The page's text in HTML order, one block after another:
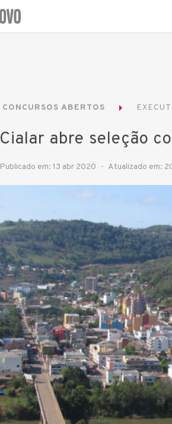
CONCURSOS ABERTOS
Cialar abre seleção
Publicado em: 13 abr 2020 Atualizado em: